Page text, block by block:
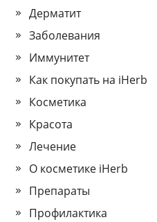
Дерматит
Заболевания
Иммунитет
Как покупать на iHerb
Косметика
Красота
Лечение
О косметике iHerb
Препараты
Профилактика